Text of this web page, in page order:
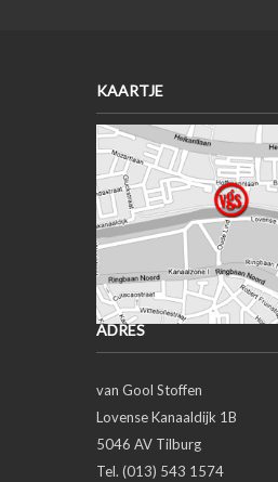
KAARTJE
ADRES
van Gool Stoffen
Lovense Kanaaldijk 1B
5046 AV Tilburg
Tel. (013) 543 1574